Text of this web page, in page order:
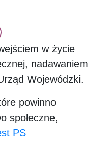
w życie
nadawaniem
Wojewódzki.
powinno
społeczne,
PS